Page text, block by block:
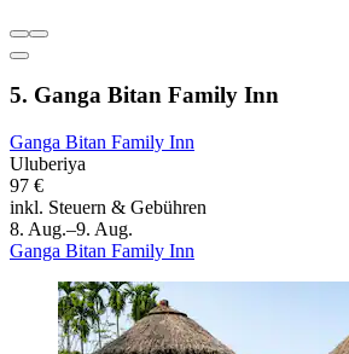
5. Ganga Bitan Family Inn
Ganga Bitan Family Inn
Uluberiya
97 €
inkl. Steuern & Gebühren
8. Aug.–9. Aug.
Ganga Bitan Family Inn